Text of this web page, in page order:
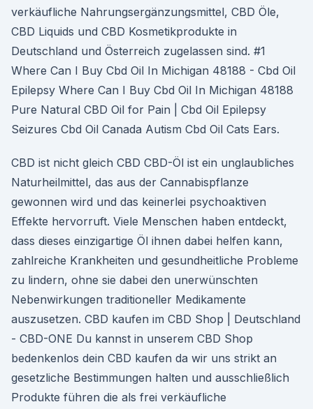
verkäufliche Nahrungsergänzungsmittel, CBD Öle,
CBD Liquids und CBD Kosmetikprodukte in
Deutschland und Österreich zugelassen sind. #1
Where Can I Buy Cbd Oil In Michigan 48188 - Cbd Oil
Epilepsy Where Can I Buy Cbd Oil In Michigan 48188
Pure Natural CBD Oil for Pain | Cbd Oil Epilepsy
Seizures Cbd Oil Canada Autism Cbd Oil Cats Ears.
CBD ist nicht gleich CBD CBD-Öl ist ein unglaubliches
Naturheilmittel, das aus der Cannabispflanze
gewonnen wird und das keinerlei psychoaktiven
Effekte hervorruft. Viele Menschen haben entdeckt,
dass dieses einzigartige Öl ihnen dabei helfen kann,
zahlreiche Krankheiten und gesundheitliche Probleme
zu lindern, ohne sie dabei den unerwünschten
Nebenwirkungen traditioneller Medikamente
auszusetzen. CBD kaufen im CBD Shop | Deutschland
- CBD-ONE Du kannst in unserem CBD Shop
bedenkenlos dein CBD kaufen da wir uns strikt an
gesetzliche Bestimmungen halten und ausschließlich
Produkte führen die als frei verkäufliche